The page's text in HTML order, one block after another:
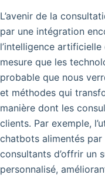
L’avenir de la
par une intégration
l’intelligence
mesure que les
probable que nous
et méthodes qui
manière dont les
clients. Par exemple,
chatbots alimentés
consultants d’offrir un
personnalisé,